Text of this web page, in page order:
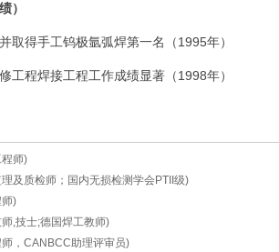
）
取得手工钨极氩弧焊第一名（1995年）
工程焊接工程工作成绩显著（1998年）
师)
及质检师；国内无损检测学会PTII级)
)
,技士;德国焊工教师)
，CANBCC助理评审员)